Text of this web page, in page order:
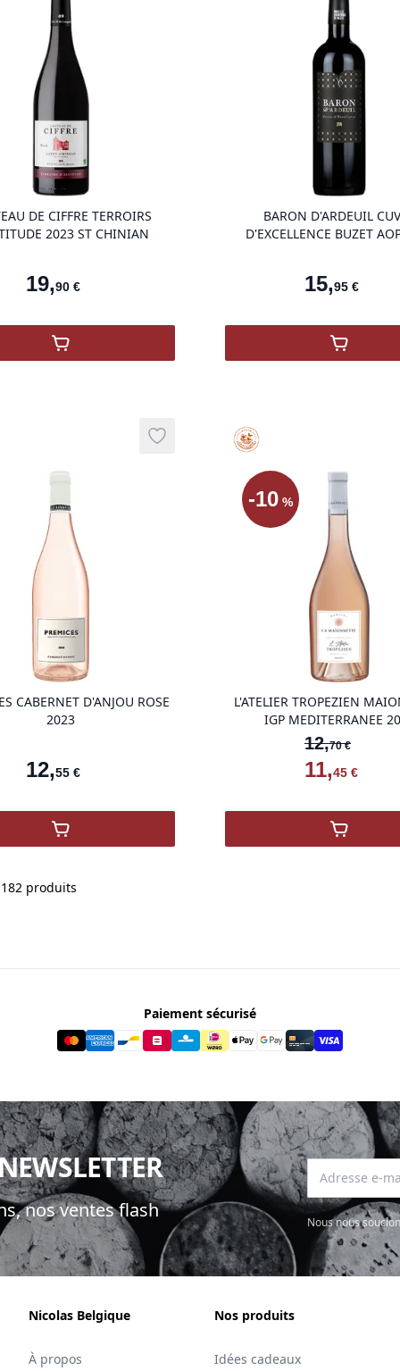
DE CIFFRE TERROIRS
2023 ST CHINIAN
19,90 €
product variant items in cart, view bag
,CHÂTEAU DE CIFFRE TERROIRS D'ALTITUDE
BARON D'ARDEUIL
D'EXCELLENCE BUZET
15,95 €
,
CABERNET D'ANJOU ROSE
2023
12,55 €
Add to wishlist
product variant items in cart, view bag
,PREMICES CABERNET D'ANJOU ROSE 2023
Haute Valeur
-10 %
L'ATELIER TROPEZIEN
IGP MEDITERRANEE
12,70 €
11,45 €
,
CUVE PREMIERE
BIO CTE DURAS AOP
2023
13, 20 €
product variant items in cart, view
,BERTICOT CUVÉE PREMIERE BLANC 2023
BEAUME DE VENISE AOP
18, 95 €